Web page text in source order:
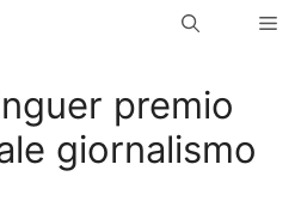
premio
giornalismo